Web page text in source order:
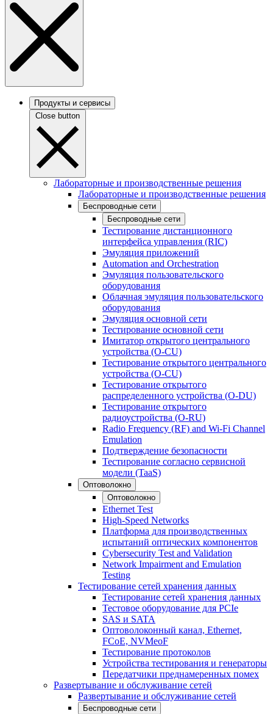
Продукты и сервисы
Close button
Лабораторные и производственные решения
Лабораторные и производственные решения
Беспроводные сети
Беспроводные сети
Тестирование дистанционного
интерфейса управления (RIC)
Эмуляция приложений
Automation and Orchestration
Эмуляция пользовательского
оборудования
Облачная эмуляция пользовательского
оборудования
Эмуляция основной сети
Тестирование основной сети
Имитатор открытого центрального
устройства (O-CU)
Тестирование открытого центрального
устройства (O-CU)
Тестирование открытого
распределенного устройства (O-DU)
Тестирование открытого
радиоустройства (O-RU)
Radio Frequency (RF) and Wi-Fi Channel
Emulation
Подтверждение безопасности
Тестирование согласно сервисной
модели (TaaS)
Оптоволокно
Оптоволокно
Ethernet Test
High-Speed Networks
Платформа для производственных
испытаний оптических компонентов
Cybersecurity Test and Validation
Network Impairment and Emulation
Testing
Тестирование сетей хранения данных
Тестирование сетей хранения данных
Тестовое оборудование для PCIe
SAS и SATA
Оптоволоконный канал, Ethernet,
FCoE, NVMeoF
Тестирование протоколов
Устройства тестирования и генераторы
Передатчики преднамеренных помех
Развертывание и обслуживание сетей
Развертывание и обслуживание сетей
Беспроводные сети